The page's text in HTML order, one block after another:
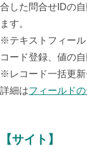
合した問合せIDの
ます。
※テキストフィール
コード登録、値の
※レコード一括更新
詳細はフィールド
【サイト】